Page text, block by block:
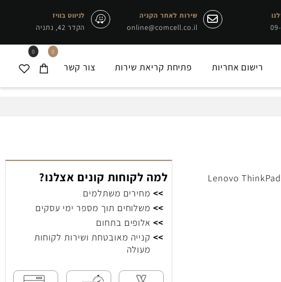
שירות לאחר הקניה
online@comcell.co.il
לניווט בוויז
הקדר 42, נתניה
0 0
רישום אחריות פתיחת קריאת שירות צור קשר
למה לקוחות קונים אצלנו?
מחירים משתלמים
משלוחים תוך מספר ימי עסקים
קנייה מאובטחת ושירות לקוחות